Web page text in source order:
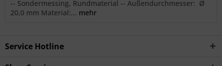
-- Sondermessing, Rundmaterial -- Außendurchmesser: Ø
20,0 mm Material:... mehr
Service Hotline